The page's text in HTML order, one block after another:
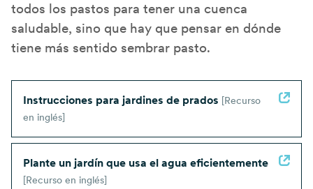
todos los pastos para tener una cuenca
saludable, sino que hay que pensar en dónde
tiene más sentido sembrar pasto.
Instrucciones para jardines de prados [Recurso
en inglés]
Plante un jardín que usa el agua eficientemente
[Recurso en inglés]